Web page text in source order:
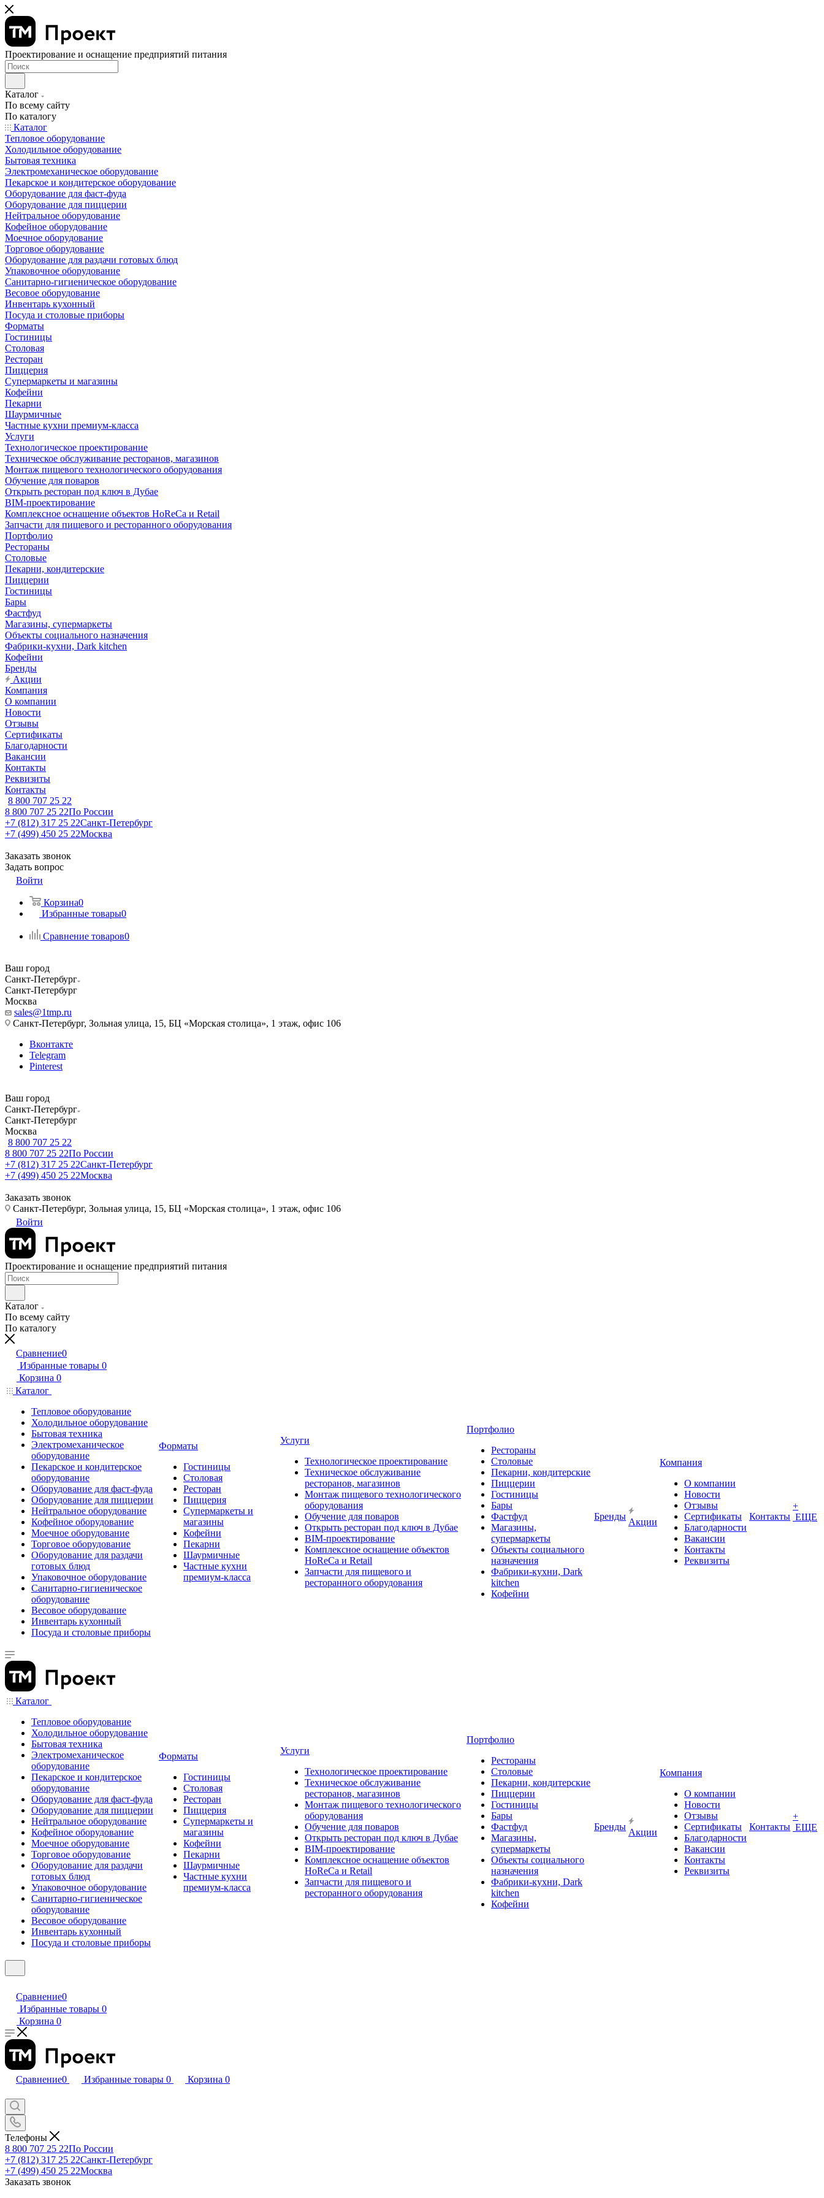
Проектирование и оснащение предприятий питания
Каталог
По всему сайту
По каталогу
Каталог
Тепловое оборудование
Холодильное оборудование
Бытовая техника
Электромеханическое оборудование
Пекарское и кондитерское оборудование
Оборудование для фаст-фуда
Оборудование для пиццерии
Нейтральное оборудование
Кофейное оборудование
Моечное оборудование
Торговое оборудование
Оборудование для раздачи готовых блюд
Упаковочное оборудование
Санитарно-гигиеническое оборудование
Весовое оборудование
Инвентарь кухонный
Посуда и столовые приборы
Форматы
Гостиницы
Столовая
Ресторан
Пиццерия
Супермаркеты и магазины
Кофейни
Пекарни
Шаурмичные
Частные кухни премиум-класса
Услуги
Технологическое проектирование
Техническое обслуживание ресторанов, магазинов
Монтаж пищевого технологического оборудования
Обучение для поваров
Открыть ресторан под ключ в Дубае
BIM-проектирование
Комплексное оснащение объектов HoReCa и Retail
Запчасти для пищевого и ресторанного оборудования
Портфолио
Рестораны
Столовые
Пекарни, кондитерские
Пиццерии
Гостиницы
Бары
Фастфуд
Магазины, супермаркеты
Объекты социального назначения
Фабрики-кухни, Dark kitchen
Кофейни
Бренды
Акции
Компания
О компании
Новости
Отзывы
Сертификаты
Благодарности
Вакансии
Контакты
Реквизиты
Контакты
8 800 707 25 22
8 800 707 25 22По России
+7 (812) 317 25 22Санкт-Петербург
+7 (499) 450 25 22Москва
Заказать звонок
Задать вопрос
Войти
Корзина0
Избранные товары0
Сравнение товаров0
Ваш город
Санкт-Петербург
Санкт-Петербург
Москва
sales@1tmp.ru
Санкт-Петербург, Зольная улица, 15, БЦ «Морская столица», 1 этаж, офис 106
Вконтакте
Telegram
Pinterest
Ваш город
Санкт-Петербург
Санкт-Петербург
Москва
8 800 707 25 22
8 800 707 25 22По России
+7 (812) 317 25 22Санкт-Петербург
+7 (499) 450 25 22Москва
Заказать звонок
Санкт-Петербург, Зольная улица, 15, БЦ «Морская столица», 1 этаж, офис 106
Войти
Проектирование и оснащение предприятий питания
Каталог
По всему сайту
По каталогу
Сравнение0
Избранные товары 0
Корзина 0
Каталог
Тепловое оборудование
Холодильное оборудование
Бытовая техника
Электромеханическое
оборудование
Пекарское и кондитерское
оборудование
Оборудование для фаст-фуда
Оборудование для пиццерии
Нейтральное оборудование
Кофейное оборудование
Моечное оборудование
Торговое оборудование
Оборудование для раздачи
готовых блюд
Упаковочное оборудование
Санитарно-гигиеническое
оборудование
Весовое оборудование
Инвентарь кухонный
Посуда и столовые приборы
Форматы
Гостиницы
Столовая
Ресторан
Пиццерия
Супермаркеты и
магазины
Кофейни
Пекарни
Шаурмичные
Частные кухни
премиум-класса
Услуги
Технологическое проектирование
Техническое обслуживание
ресторанов, магазинов
Монтаж пищевого технологического
оборудования
Обучение для поваров
Открыть ресторан под ключ в Дубае
BIM-проектирование
Комплексное оснащение объектов
HoReCa и Retail
Запчасти для пищевого и
ресторанного оборудования
Портфолио
Рестораны
Столовые
Пекарни, кондитерские
Пиццерии
Гостиницы
Бары
Фастфуд
Магазины,
супермаркеты
Объекты социального
назначения
Фабрики-кухни, Dark
kitchen
Кофейни
Бренды
Акции
Компания
О компании
Новости
Отзывы
Сертификаты
Благодарности
Вакансии
Контакты
Реквизиты
Контакты
+
ЕЩЕ
Каталог
Тепловое оборудование
Холодильное оборудование
Бытовая техника
Электромеханическое
оборудование
Пекарское и кондитерское
оборудование
Оборудование для фаст-фуда
Оборудование для пиццерии
Нейтральное оборудование
Кофейное оборудование
Моечное оборудование
Торговое оборудование
Оборудование для раздачи
готовых блюд
Упаковочное оборудование
Санитарно-гигиеническое
оборудование
Весовое оборудование
Инвентарь кухонный
Посуда и столовые приборы
Форматы
Гостиницы
Столовая
Ресторан
Пиццерия
Супермаркеты и
магазины
Кофейни
Пекарни
Шаурмичные
Частные кухни
премиум-класса
Услуги
Технологическое проектирование
Техническое обслуживание
ресторанов, магазинов
Монтаж пищевого технологического
оборудования
Обучение для поваров
Открыть ресторан под ключ в Дубае
BIM-проектирование
Комплексное оснащение объектов
HoReCa и Retail
Запчасти для пищевого и
ресторанного оборудования
Портфолио
Рестораны
Столовые
Пекарни, кондитерские
Пиццерии
Гостиницы
Бары
Фастфуд
Магазины,
супермаркеты
Объекты социального
назначения
Фабрики-кухни, Dark
kitchen
Кофейни
Бренды
Акции
Компания
О компании
Новости
Отзывы
Сертификаты
Благодарности
Вакансии
Контакты
Реквизиты
Контакты
+
ЕЩЕ
Сравнение0
Избранные товары 0
Корзина 0
Сравнение0 Избранные товары 0 Корзина 0
Телефоны
8 800 707 25 22По России
+7 (812) 317 25 22Санкт-Петербург
+7 (499) 450 25 22Москва
Заказать звонок